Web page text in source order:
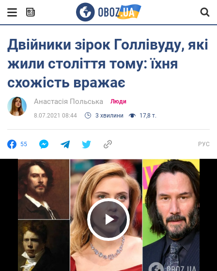
Двійники зірок Голлівуду, які
жили століття тому: їхня
схожість вражає
Анастасія Польська Люди
8.07.2021 08:44 3 хвилини 17,8 т.
55 РУС
Play Video